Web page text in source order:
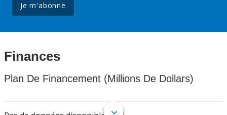
Je m'abonne
Finances
Plan De Financement (Millions De Dollars)